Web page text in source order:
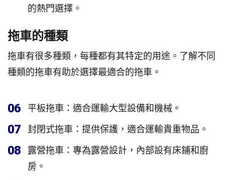
的熱門選擇。
拖車的種類
拖車有很多種類，每種都有其特定的用途。了解不同
種類的拖車有助於選擇最適合的拖車。
06 平板拖車：適合運輸大型設備和機械。
07 封閉式拖車：提供保護，適合運輸貴重物品。
08
露營拖車：專為露營設計，內部設有床鋪和廚
房。